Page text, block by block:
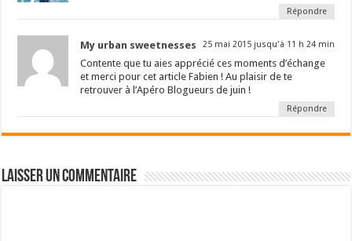
Répondre
My urban sweetnesses 25 mai 2015 jusqu'à 11 h 24 min
Contente que tu aies apprécié ces moments d’échange
et merci pour cet article Fabien ! Au plaisir de te
retrouver à l’Apéro Blogueurs de juin !
Répondre
Laisser un commentaire